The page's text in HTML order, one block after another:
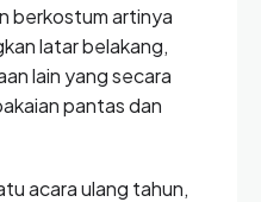
berkostum artinya
latar belakang,
lain yang secara
pantas dan
acara ulang tahun,